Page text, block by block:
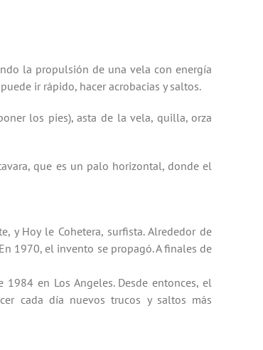
la propulsión de una vela con energía
ir rápido, hacer acrobacias y saltos.
los pies),asta de la vela, quilla, orza
, que es un palo horizontal, donde el
, y Hoy le Cohetera, surfista.Alrededor de
En 1970, el invento se propagó.A finales de
1984 en Los Angeles. Desde entonces, el
cada día nuevos trucos y saltos más